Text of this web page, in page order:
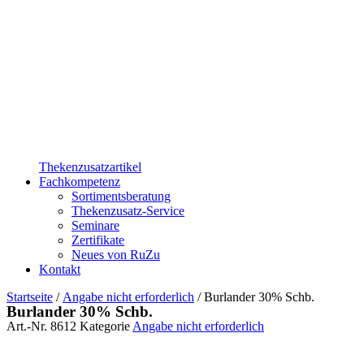
Thekenzusatzartikel
Fachkompetenz
Sortimentsberatung
Thekenzusatz-Service
Seminare
Zertifikate
Neues von RuZu
Kontakt
Startseite / Angabe nicht erforderlich / Burlander 30% Schb.
Burlander 30% Schb.
Art.-Nr. 8612 Kategorie Angabe nicht erforderlich